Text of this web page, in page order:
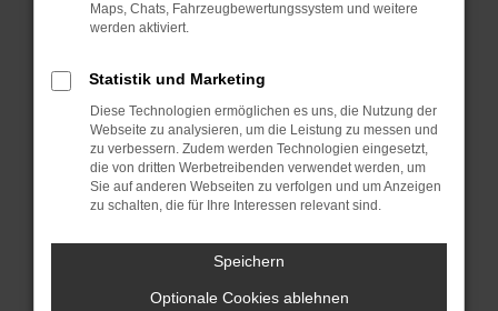
Das kann manchmal helfen,
vorübergehende Probleme zu beheben.
Stelle sicher, dass dein Browser und dein
Betriebssystem auf dem neuesten Stand
sind.
Veraltete Software birgt nicht nur ein
Sicherheitsrisiko, sondern kann auch dazu
führen, dass bestimmte Funktionen nicht
Wende dich an den Webseitenbetreiber.
Wenn du alle oben genannten Schritte
Maps, Chats, Fahrzeugbewertungssystem und weitere
werden aktiviert.
Statistik und Marketing
Diese Technologien ermöglichen es uns, die Nutzung der
Webseite zu analysieren, um die Leistung zu messen und
zu verbessern. Zudem werden Technologien eingesetzt,
die von dritten Werbetreibenden verwendet werden, um
Sie auf anderen Webseiten zu verfolgen und um Anzeigen
zu schalten, die für Ihre Interessen relevant sind.
Speichern
Optionale Cookies ablehnen